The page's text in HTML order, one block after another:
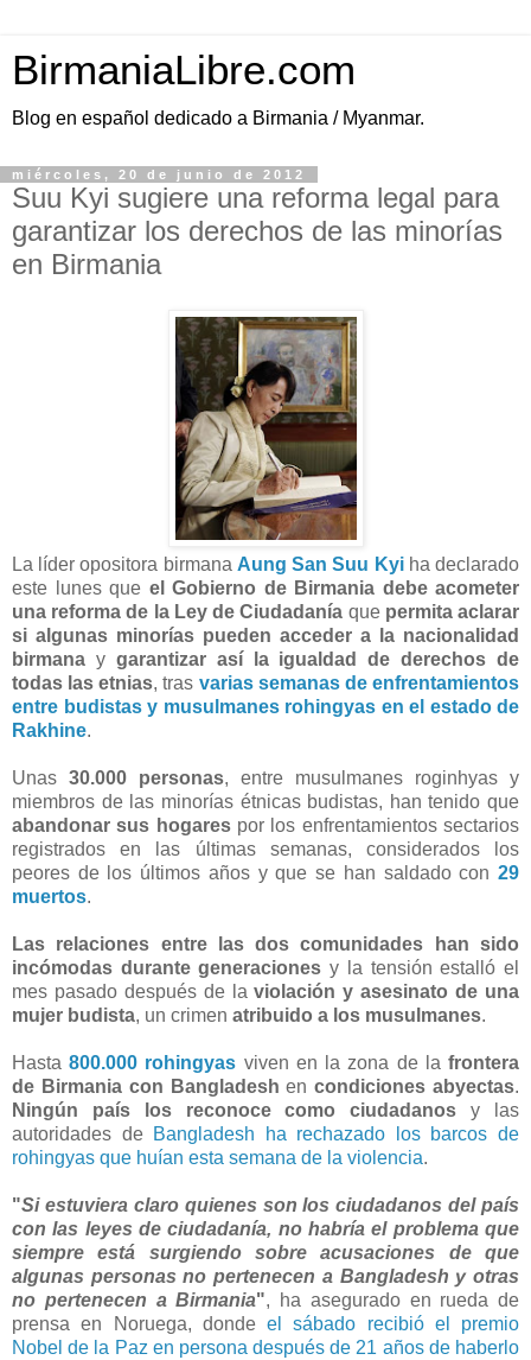
BirmaniaLibre.com
Blog en español dedicado a Birmania / Myanmar.
miércoles, 20 de junio de 2012
Suu Kyi sugiere una reforma legal para
garantizar los derechos de las minorías
en Birmania
La líder opositora birmana Aung San Suu Kyiha declarado
este lunes que el Gobierno de Birmania debe acometer
una reforma de la Ley de Ciudadanía que permita aclarar
si algunas minorías pueden acceder a la nacionalidad
birmana y garantizar así la igualdad de derechos de
todas las etnias, tras varias semanas de enfrentamientos
entre budistas y musulmanes rohingyas en el estado de
Rakhine.
Unas 30.000 personas, entre musulmanes roginhyas y
miembros de las minorías étnicas budistas, han tenido que
abandonar sus hogarespor los enfrentamientos sectarios
registrados en las últimas semanas, considerados los
peores de los últimos años y que se han saldado con 29
muertos.
Las relaciones entre las dos comunidades han sido
incómodas durante generaciones y la tensión estalló el
mes pasado después de laviolación y asesinato de una
mujer budista, un crimen atribuido a los musulmanes.
Hasta800.000 rohingyas viven en la zona de lafrontera
de Birmania con Bangladesh encondiciones abyectas.
Ningún país los reconoce como ciudadanos y las
autoridades de Bangladesh ha rechazado los barcos de
rohingyas que huían esta semana de la violencia.
"Si estuviera claro quienes son los ciudadanos del país
con las leyes de ciudadanía, no habría el problema que
siempre está surgiendo sobre acusaciones de que
algunas personas no pertenecen a Bangladesh y otras
no pertenecen a Birmania", ha asegurado en rueda de
prensa en Noruega, donde el sábado recibió el premio
Nobel de la Paz en persona después de 21 años de haberlo